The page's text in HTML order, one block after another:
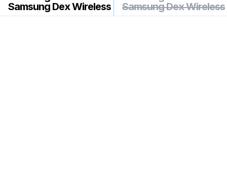
Samsung Dex Wireless
Samsung Dex Wireless